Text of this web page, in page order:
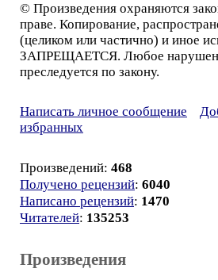
© Произведения охраняются
праве. Копирование,
(целиком или частично) и иное
ЗАПРЕЩАЕТСЯ. Любое
преследуется по закону.
Написать личное сообщение
избранных
Произведений: 468
Получено рецензий: 6040
Написано рецензий: 1470
Читателей: 135253
Произведения